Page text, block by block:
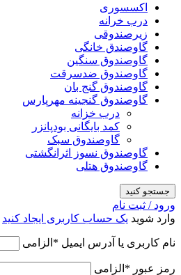
اکسسوری
درب خرانه
زیرصندوقی
گاوصندق خانگی
گاوصندوق سنگین
گاوصندوق ضدسرقت
گاوصندوق گنج بان
گاوصندوق گنجینه مهرپارس
درب خزانه
کمد بایگانی بودپانزر
گاوصندوق سبک
گاوصندوق نسوز اثرانگشتی
گاوصندوق هتلی
جستجو کنید
ورود / ثبت نام
وارد شوید یک حساب کاربری ایجاد کنید
نام کاربری یا آدرس ایمیل * الزامی
رمز عبور * الزامی